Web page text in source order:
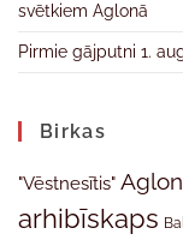
svētkiem Aglonā
Pirmie gājputni 1.
Birkas
"Vēstnesītis"
arhibīskaps